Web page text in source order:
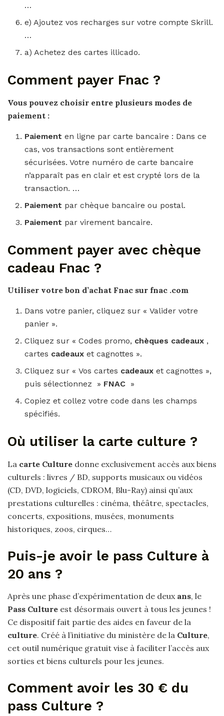
…
e) Ajoutez vos recharges sur votre compte Skrill.
…
a) Achetez des cartes illicado.
Comment payer Fnac ?
Vous pouvez choisir entre plusieurs modes de
paiement :
Paiementen ligne par carte bancaire : Dans ce
cas, vos transactions sont entièrement
sécurisées. Votre numéro de carte bancaire
n’apparaît pas en clair et est crypté lors de la
transaction. …
Paiement par chèque bancaire ou postal.
Paiement par virement bancaire.
Comment payer avec chèque
cadeau Fnac ?
Utiliser votre bon d’achat Fnac sur fnac .com
Dans votre panier, cliquez sur « Valider votre
panier ».
Cliquez sur « Codes promo, chèques cadeaux ,
cartes cadeauxet cagnottes ».
Cliquez sur « Vos cartes cadeauxet cagnottes »,
puis sélectionnez » FNAC »
Copiez et collez votre code dans les champs
spécifiés.
Où utiliser la carte culture ?
La carte Culture donne exclusivement accès aux biens
culturels : livres / BD, supports musicaux ou vidéos
(CD, DVD, logiciels, CDROM, Blu-Ray) ainsi qu’aux
prestations culturelles : cinéma, théâtre, spectacles,
concerts, expositions, musées, monuments
historiques, zoos, cirques…
Puis-je avoir le pass Culture à
20 ans ?
Après une phase d’expérimentation de deux ans, le
Pass Culture est désormais ouvert à tous les jeunes !
Ce dispositif fait partie des aides en faveur de la
culture. Créé à l’initiative du ministère de la Culture,
cet outil numérique gratuit vise à faciliter l’accès aux
sorties et biens culturels pour les jeunes.
Comment avoir les 30 € du
pass Culture ?